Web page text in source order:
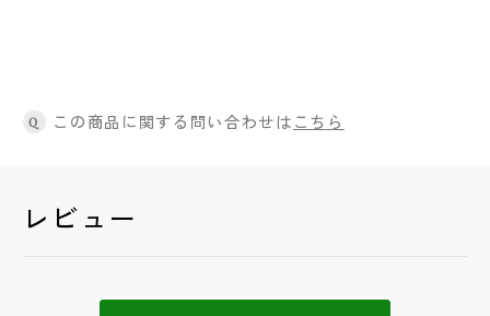
Q この商品に関する問い合わせはこちら
レビュー